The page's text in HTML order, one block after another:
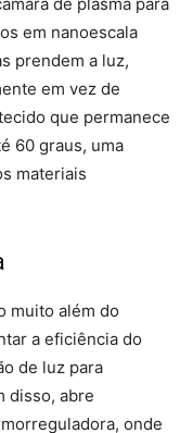
em nanoescala
prendem a luz,
em vez de
que permanece
60 graus, uma
materiais
muito além do
a eficiência do
de luz para
disso, abre
onde